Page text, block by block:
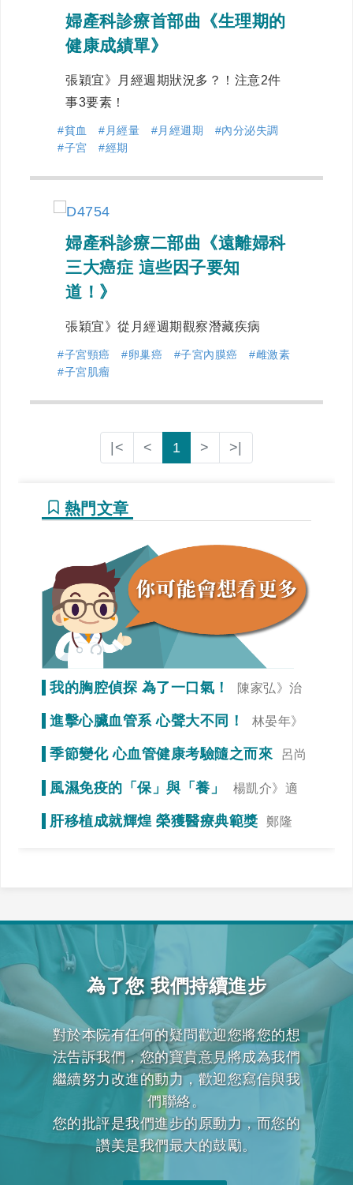
婦產科診療首部曲《生理期的
健康成績單》
張穎宜》月經週期狀況多？！注意2件
事3要素！
#貧血 #月經量 #月經週期
#內分泌失調
#子宮
#經期
婦產科診療二部曲《遠離婦科
三大癌症 這些因子要知
道！》
張穎宜》從月經週期觀察潛藏疾病
#子宮頸癌 #卵巢癌 #子宮內膜癌
#雌激素
#子宮肌瘤
|< < 1 > >|
熱門文章
我的胸腔偵探 為了一口氣！
陳家弘》治
療是為了未來生活品質
進擊心臟血管系 心聲大不同！
林晏年》
調整生活習慣「心」事就變少！
季節變化 心血管健康考驗隨之而來
呂尚
謁》冠狀動脈狹窄初期症狀不明顯
風濕免疫的「保」與「養」
楊凱介》適
當運動，達到調整免疫力的效果
肝移植成就輝煌 榮獲醫療典範獎
鄭隆
為了您 我們持續進步
對於本院有任何的疑問歡迎您將您的想
法告訴我們，您的寶貴意見將成為我們
繼續努力改進的動力，歡迎您寫信與我
們聯絡。
您的批評是我們進步的原動力，而您的
讚美是我們最大的鼓勵。